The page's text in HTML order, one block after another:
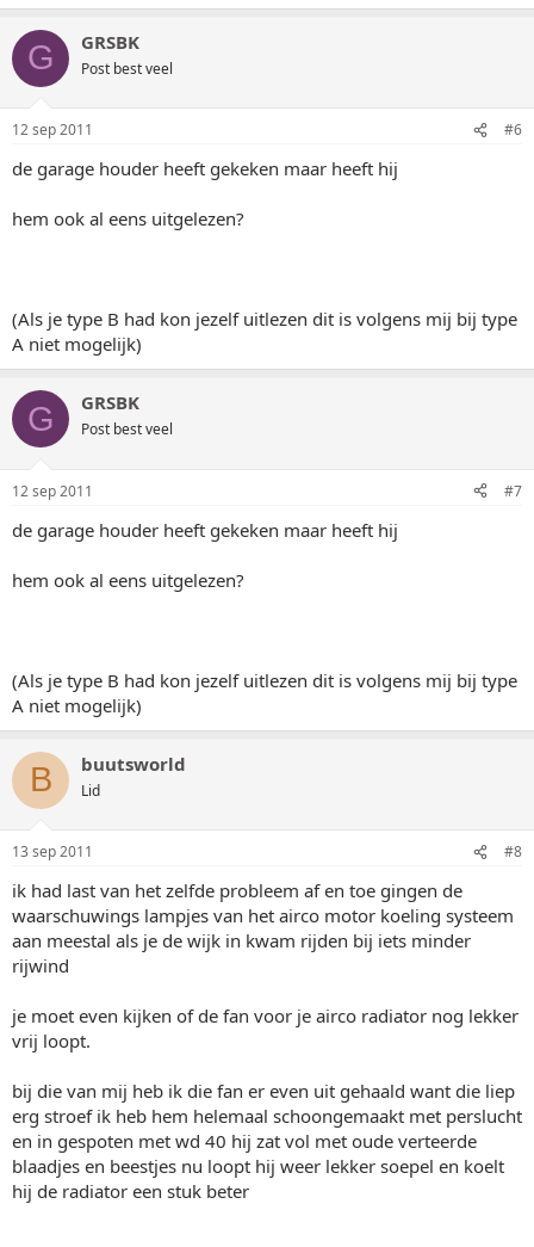
G GRSBK
Post best veel
12 sep 2011 #6
de garage houder heeft gekeken maar heeft hij
hem ook al eens uitgelezen?
(Als je type B had kon jezelf uitlezen dit is volgens mij bij type
A niet mogelijk)
G GRSBK
Post best veel
12 sep 2011 #7
de garage houder heeft gekeken maar heeft hij
hem ook al eens uitgelezen?
(Als je type B had kon jezelf uitlezen dit is volgens mij bij type
A niet mogelijk)
B buutsworld
Lid
13 sep 2011 #8
ik had last van het zelfde probleem af en toe gingen de
waarschuwings lampjes van het airco motor koeling systeem
aan meestal als je de wijk in kwam rijden bij iets minder
rijwind
je moet even kijken of de fan voor je airco radiator nog lekker
vrij loopt.
bij die van mij heb ik die fan er even uit gehaald want die liep
erg stroef ik heb hem helemaal schoongemaakt met perslucht
en in gespoten met wd 40 hij zat vol met oude verteerde
blaadjes en beestjes nu loopt hij weer lekker soepel en koelt
hij de radiator een stuk beter